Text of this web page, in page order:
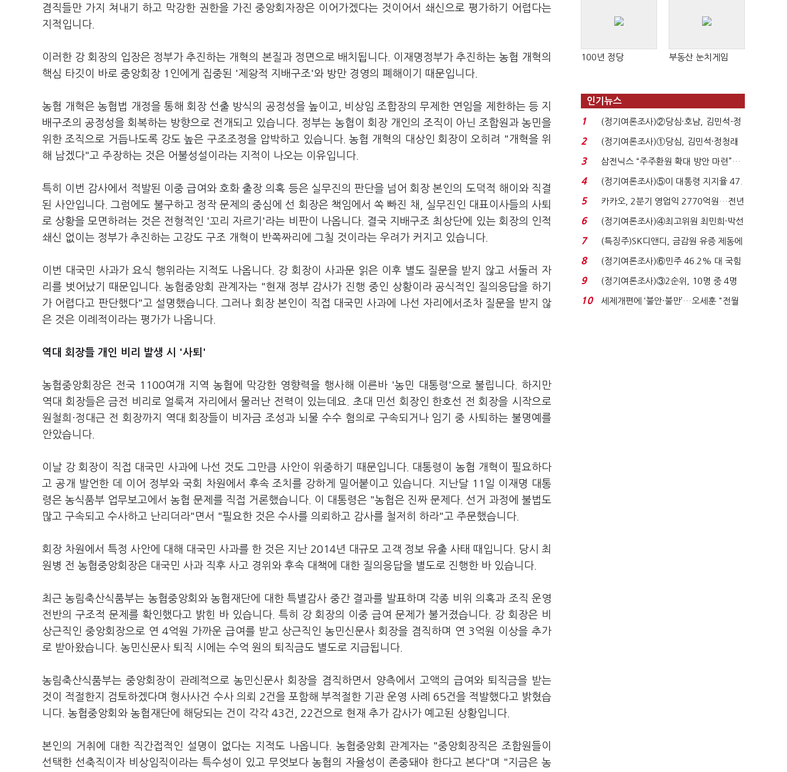
겸직들만 가지 쳐내기 하고 막강한 권한을 가진 중앙회자장은 이어가겠다는 것이어서 쇄신으로 평가하기 어렵다는
지적입니다.
이러한 강 회장의 입장은 정부가 추진하는 개혁의 본질과 정면으로 배치됩니다. 이재명정부가 추진하는 농협 개혁의
핵심 타깃이 바로 중앙회장 1인에게 집중된 '제왕적 지배구조'와 방만 경영의 폐해이기 때문입니다.
농협 개혁은 농협법 개정을 통해 회장 선출 방식의 공정성을 높이고, 비상임 조합장의 무제한 연임을 제한하는 등 지
배구조의 공정성을 회복하는 방향으로 전개되고 있습니다. 정부는 농협이 회장 개인의 조직이 아닌 조합원과 농민을
위한 조직으로 거듭나도록 강도 높은 구조조정을 압박하고 있습니다. 농협 개혁의 대상인 회장이 오히려 "개혁을 위
해 남겠다"고 주장하는 것은 어불성설이라는 지적이 나오는 이유입니다.
특히 이번 감사에서 적발된 이중 급여와 호화 출장 의혹 등은 실무진의 판단을 넘어 회장 본인의 도덕적 해이와 직결
된 사안입니다. 그럼에도 불구하고 정작 문제의 중심에 선 회장은 책임에서 쏙 빠진 채, 실무진인 대표이사들의 사퇴
로 상황을 모면하려는 것은 전형적인 '꼬리 자르기'라는 비판이 나옵니다. 결국 지배구조 최상단에 있는 회장의 인적
쇄신 없이는 정부가 추진하는 고강도 구조 개혁이 반쪽짜리에 그칠 것이라는 우려가 커지고 있습니다.
이번 대국민 사과가 요식 행위라는 지적도 나옵니다. 강 회장이 사과문 읽은 이후 별도 질문을 받지 않고 서둘러 자
리를 벗어났기 때문입니다. 농협중앙회 관계자는 "현재 정부 감사가 진행 중인 상황이라 공식적인 질의응답을 하기
가 어렵다고 판단했다"고 설명했습니다. 그러나 회장 본인이 직접 대국민 사과에 나선 자리에서조차 질문을 받지 않
은 것은 이례적이라는 평가가 나옵니다.
역대 회장들 개인 비리 발생 시 '사퇴'
농협중앙회장은 전국 1100여개 지역 농협에 막강한 영향력을 행사해 이른바 '농민 대통령'으로 불립니다. 하지만
역대 회장들은 금전 비리로 얼룩져 자리에서 물러난 전력이 있는데요. 초대 민선 회장인 한호선 전 회장을 시작으로
원철희·정대근 전 회장까지 역대 회장들이 비자금 조성과 뇌물 수수 혐의로 구속되거나 임기 중 사퇴하는 불명예를
안았습니다.
이날 강 회장이 직접 대국민 사과에 나선 것도 그만큼 사안이 위중하기 때문입니다. 대통령이 농협 개혁이 필요하다
고 공개 발언한 데 이어 정부와 국회 차원에서 후속 조치를 강하게 밀어붙이고 있습니다. 지난달 11일 이재명 대통
령은 농식품부 업무보고에서 농협 문제를 직접 거론했습니다. 이 대통령은 "농협은 진짜 문제다. 선거 과정에 불법도
많고 구속되고 수사하고 난리더라"면서 "필요한 것은 수사를 의뢰하고 감사를 철저히 하라"고 주문했습니다.
회장 차원에서 특정 사안에 대해 대국민 사과를 한 것은 지난 2014년 대규모 고객 정보 유출 사태 때입니다. 당시 최
원병 전 농협중앙회장은 대국민 사과 직후 사고 경위와 후속 대책에 대한 질의응답을 별도로 진행한 바 있습니다.
최근 농림축산식품부는 농협중앙회와 농협재단에 대한 특별감사 중간 결과를 발표하며 각종 비위 의혹과 조직 운영
전반의 구조적 문제를 확인했다고 밝힌 바 있습니다. 특히 강 회장의 이중 급여 문제가 불거졌습니다. 강 회장은 비
상근직인 중앙회장으로 연 4억원 가까운 급여를 받고 상근직인 농민신문사 회장을 겸직하며 연 3억원 이상을 추가
로 받아왔습니다. 농민신문사 퇴직 시에는 수억 원의 퇴직금도 별도로 지급됩니다.
농림축산식품부는 중앙회장이 관례적으로 농민신문사 회장을 겸직하면서 양측에서 고액의 급여와 퇴직금을 받는
것이 적절한지 검토하겠다며 형사사건 수사 의뢰 2건을 포함해 부적절한 기관 운영 사례 65건을 적발했다고 밝혔습
니다. 농협중앙회와 농협재단에 해당되는 건이 각각 43건, 22건으로 현재 추가 감사가 예고된 상황입니다.
본인의 거취에 대한 직간접적인 설명이 없다는 지적도 나옵니다. 농협중앙회 관계자는 "중앙회장직은 조합원들이
선택한 선축직이자 비상임직이라는 특수성이 있고 무엇보다 농협의 자율성이 존중돼야 한다고 본다"며 "지금은 농
100년 정당 부동산 눈치게임
인기뉴스
1
(정기여론조사)②당심·호남, 김민석-정
청래 '초접전'...
2
(정기여론조사)①당심, 김민석·정청래
'초접전'…대통령 ...
3
삼전닉스 “주주환원 확대 방안 마련”…
로이터에 성명...
4
(정기여론조사)⑤이 대통령 지지율 47.
7%…일주일 만에 ...
5
카카오, 2분기 영업익 2770억원…전년
비 36% 증가...
6
(정기여론조사)④최고위원 최민희·박선
원 '양강'…서미...
7
(특징주)SK디앤디, 금감원 유증 제동에
장 초반 상한가...
8
(정기여론조사)⑥민주 46.2% 대 국힘
31.0%…오차범위 밖 ...
9
(정기여론조사)③2순위, 10명 중 4명
'송영길'…정청래 '한 ...
10
세제개편에 ‘불안·불만’…오세훈 "전월